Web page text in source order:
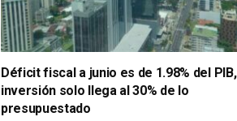
Déficit fiscal a junio es de 1.98% del
inversión solo llega al 30% de lo
presupuestado